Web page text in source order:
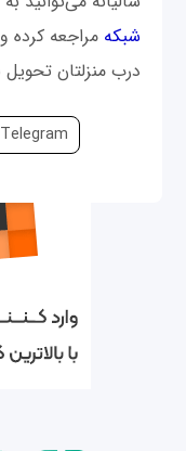
شبکه مراجعه کرده
درب منزلتان تحویل
Telegram